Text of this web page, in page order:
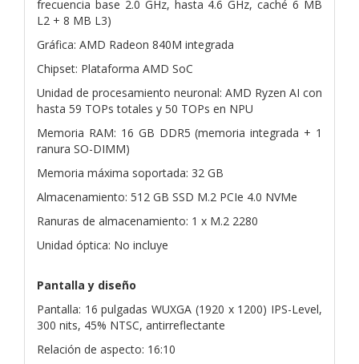
frecuencia base 2.0 GHz, hasta 4.6 GHz, caché 6 MB
L2 + 8 MB L3)
Gráfica: AMD Radeon 840M integrada
Chipset: Plataforma AMD SoC
Unidad de procesamiento neuronal: AMD Ryzen AI con
hasta 59 TOPs totales y 50 TOPs en NPU
Memoria RAM: 16 GB DDR5 (memoria integrada + 1
ranura SO-DIMM)
Memoria máxima soportada: 32 GB
Almacenamiento: 512 GB SSD M.2 PCIe 4.0 NVMe
Ranuras de almacenamiento: 1 x M.2 2280
Unidad óptica: No incluye
Pantalla y diseño
Pantalla: 16 pulgadas WUXGA (1920 x 1200) IPS-Level,
300 nits, 45% NTSC, antirreflectante
Relación de aspecto: 16:10